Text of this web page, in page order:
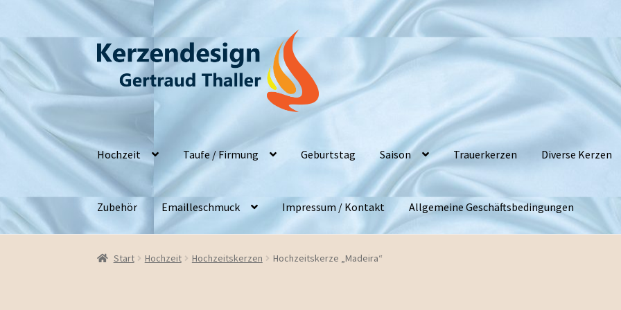
Zur
Navigation
springen
Zum
Inhalt
springen
Hochzeit Taufe / Firmung Geburtstag Saison Trauerkerzen Diverse Kerzen
Zubehör Emailleschmuck Impressum / Kontakt Allgemeine Geschäftsbedingungen
Start Hochzeit Hochzeitskerzen Hochzeitskerze „Madeira“